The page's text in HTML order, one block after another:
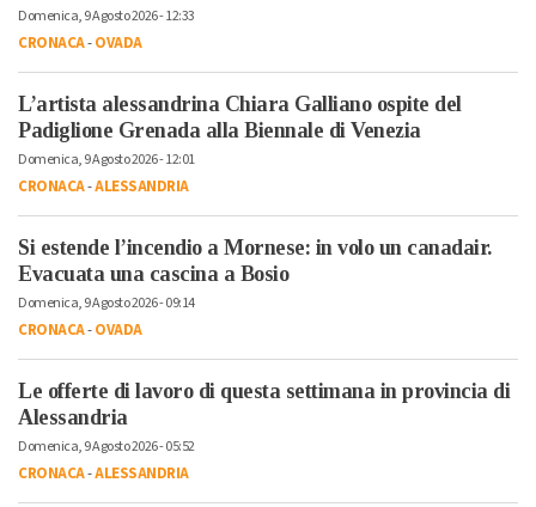
Domenica, 9 Agosto 2026 - 12:33
CRONACA-OVADA
L’artista alessandrina Chiara Galliano ospite del
Padiglione Grenada alla Biennale di Venezia
Domenica, 9 Agosto 2026 - 12:01
CRONACA-ALESSANDRIA
Si estende l’incendio a Mornese: in volo un canadair.
Evacuata una cascina a Bosio
Domenica, 9 Agosto 2026 - 09:14
CRONACA-OVADA
Le offerte di lavoro di questa settimana in provincia di
Alessandria
Domenica, 9 Agosto 2026 - 05:52
CRONACA-ALESSANDRIA